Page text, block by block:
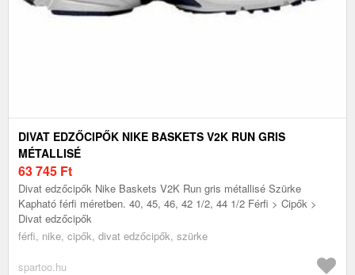
DIVAT EDZŐCIPŐK NIKE BASKETS V2K RUN GRIS
MÉTALLISÉ
63 745 Ft
Divat edzőcipők Nike Baskets V2K Run gris métallisé Szürke
Kapható férfi méretben. 40, 45, 46, 42 1/2, 44 1/2 Férfi > Cipők >
Divat edzőcipők
férfi, nike, cipők, divat edzőcipők, szürke
spartoo.hu